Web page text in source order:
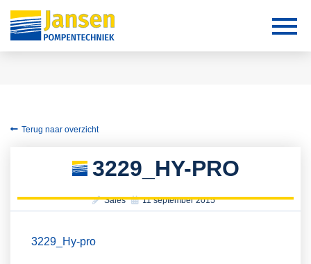
Terug naar overzicht
3229_HY-PRO
Sales 11 september 2015
3229_Hy-pro